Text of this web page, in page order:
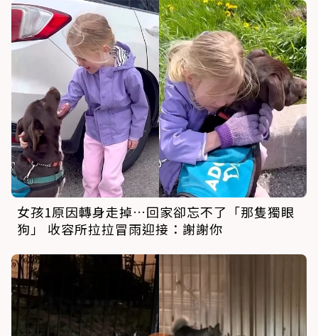
女孩1原因轉身走掉…回家卻忘不了「那隻獨眼
狗」 收容所拉拉冒雨迎接：謝謝你